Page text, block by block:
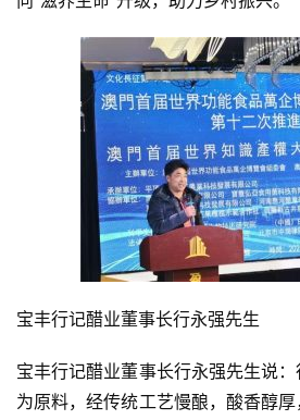
宝丰行记醋业董事长行永强先生
宝丰行记醋业董事长行永强先生说
为原料，经传统工艺慢酿，酸香醇